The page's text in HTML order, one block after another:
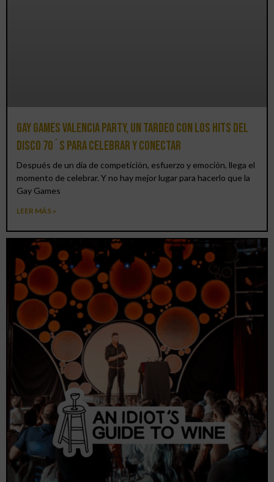
Gay Games Valencia Party, un tardeo con los hits del
DISCO 70´S para celebrar y conectar
Después de un día de competición, esfuerzo y emoción, llega el
momento de celebrar. Y no hay mejor lugar para hacerlo que la
Gay Games
LEER MÁS »